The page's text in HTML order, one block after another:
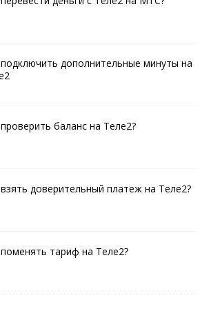
дополнительные минуты на
баланс на Теле2?
доверительный платеж на Теле2?
тариф на Теле2?